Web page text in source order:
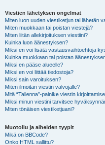
Viestien lähetyksen ongelmat
Miten luon uuden viestiketjun tai lähetän
Miten muokkaan tai poistan viestejä?
Miten liitän allekirjoituksen viestiini?
Kuinka luon äänestyksen?
Miksi en voi lisätä vastausvaihtoehtoja
Kuinka muokkaan tai poistan
Miksi en pääse alueelle?
Miksi en voi liittää tiedostoja?
Miksi sain varoituksen?
Miten ilmoitan viestin valvojalle?
Mitä “Tallenna”-painike viestin
Miksi minun viestini tarvitsee
Miten tönäisen viestiketjuani?
Muotoilu ja aiheiden tyypit
Mikä on BBCode?
Onko HTML sallittu?